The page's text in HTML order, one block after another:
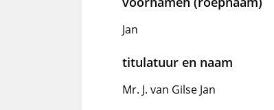
Jan
titulatuur en naam
Mr. J. van Gilse Jan